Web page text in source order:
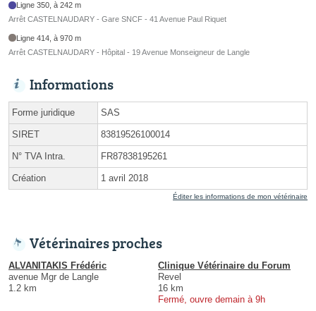
Ligne 350, à 242 m
Arrêt CASTELNAUDARY - Gare SNCF - 41 Avenue Paul Riquet
Ligne 414, à 970 m
Arrêt CASTELNAUDARY - Hôpital - 19 Avenue Monseigneur de Langle
Informations
Forme juridique SAS
SIRET 83819526100014
N° TVA Intra. FR87838195261
Création 1 avril 2018
Éditer les informations de mon vétérinaire
Vétérinaires proches
ALVANITAKIS Frédéric
avenue Mgr de Langle
1.2 km
Clinique Vétérinaire du Forum
Revel
16 km
Fermé, ouvre demain à 9h